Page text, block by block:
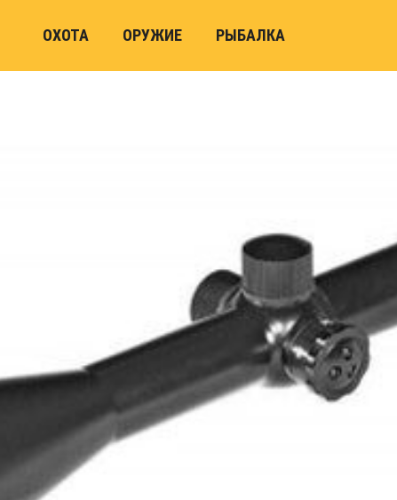
ОХОТА ОРУЖИЕ РЫБАЛКА